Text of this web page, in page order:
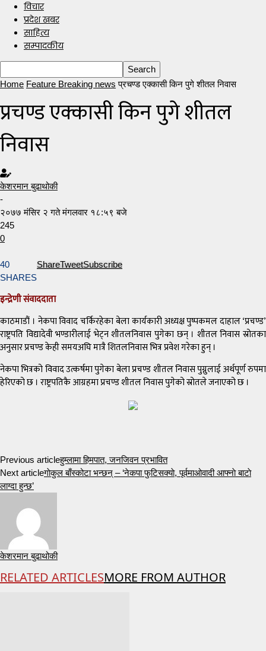
विचार
प्रदेश खबर
साहित्य
सम्पादकीय
Home Feature Breaking news प्रचण्ड एक्कासी किन पुगे शीतल निवास
प्रचण्ड एक्कासी किन पुगे शीतल
निवास
केशरमान बुढाथोकी
-
२०७७ मंसिर २ गते मंगलवार १८:५९ बजे
245
0
40
SHARES
ShareTweetSubscribe
इन्द्रेणी संवाददाता
काठमाडौं । नेकपा विवाद चर्किरहेका बेला कार्यकारी अध्यक्ष पुष्पकमल दाहाल ‘प्रचण्ड’
राष्ट्रपति विद्यादेवी भण्डारीलाई भेट्न शीतलनिवास पुगेका छन् । शीतल निवास स्रोतका
अनुसार प्रचण्ड केही समयअघि मात्रै शितलनिवास भित्र प्रवेश गरेका हुन् ।
नेकपा भित्रको विवाद उत्कर्षमा पुगेका बेला प्रचण्ड शीतल निवास पुग्नुलाई अर्थपूर्ण रुपमा
हेरिएको छ । राष्ट्रपतिकै आग्रहमा प्रचण्ड शीतल निवास पुगेको स्रोतले जनाएको छ ।
Previous articleहुम्लामा हिमपात, जनजिवन प्रभावित
Next articleगाेकुल बाँस्कोटा भन्छन् – ‘नेकपा फुटिसक्याे, पूर्वमाओवादी आफ्नाे बाटाे
लाग्दा हुन्छ’
केशरमान बुढाथोकी
RELATED ARTICLESMORE FROM AUTHOR